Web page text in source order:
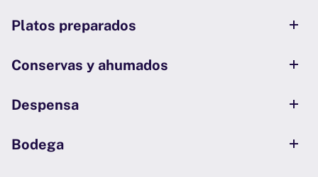
Platos preparados
Conservas y ahumados
Despensa
Bodega